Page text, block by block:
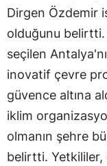
Dirgen Özdemir
olduğunu belirtti.
seçilen
inovatif çevre
güvence altına
iklim
olmanın şehre
belirtti. Yetkililer,